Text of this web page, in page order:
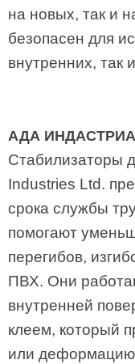
на новых, так и
безопасен для
внутренних, так
АДА
Стабилизаторы
Industries Ltd.
срока службы
помогают
перегибов,
ПВХ. Они
внутренней
клеем, который
или